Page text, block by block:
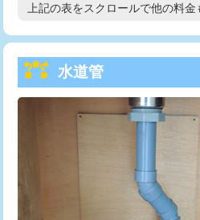
給水管工事※（塩ビ管（VP・HI）
給水管工事※（ライニング鋼管・銅
管・ポリ管・HT管使用/3ｍまで)
給水管工事※（ライニング鋼管・銅
管・ポリ管・HT管使用/3ｍ超え)
排水管工事（土の掘削・埋め戻し作
排水管工事（排水管工事/3ｍまで）
高度高圧洗浄換
トーラー機使用/3mまで
追加トーラー機使用/3m超え
止水・漏水調査・防水処理・清掃・
上記の表をスクロールで他の料金
水道管